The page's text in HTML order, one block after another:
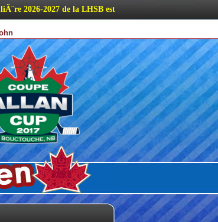
2026-2027 de la LHSB est maintenant disponible.